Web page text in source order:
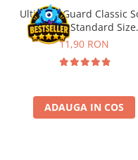
Gundam TCG
Puzzle
Puzzle 1000 piese
Accesorii pentru puzzle
Puzzle 2000 piese
Ultimate Guard Classic
Sleeves Standard Size
Transparent (100)
11,90 RON
ADAUGA IN COS